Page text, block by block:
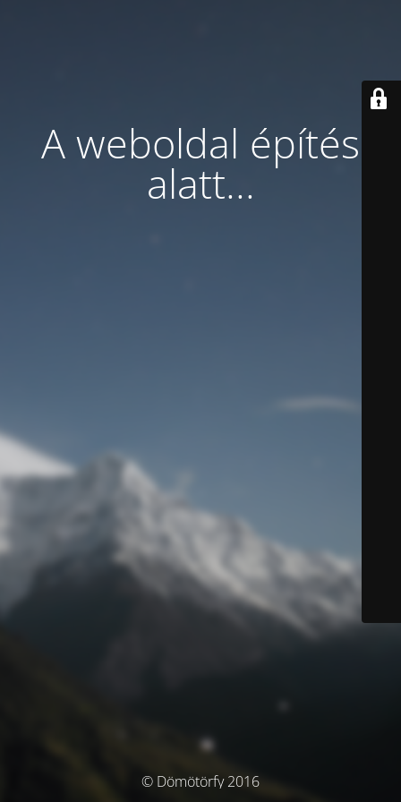
A weboldal építés
alatt...
© Dömötörfy 2016